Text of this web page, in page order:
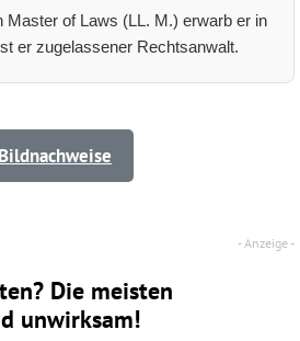
Master of Laws (LL. M.) erwarb er in
er zugelassener Rechtsanwalt.
Bildnachweise
Die meisten
unwirksam!